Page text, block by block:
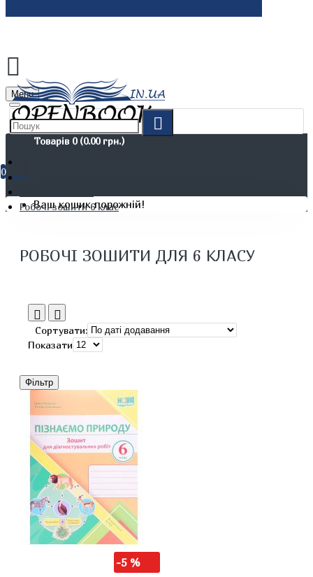
Menu
Товарів 0 (0.00 грн.)
0
Ваш кошик порожній!
Дітям. Навчання та дозвілля
Робочі зошити 6 клас
РОБОЧІ ЗОШИТИ ДЛЯ 6 КЛАСУ
Сортувати:
Показати
Фільтр
-5 %